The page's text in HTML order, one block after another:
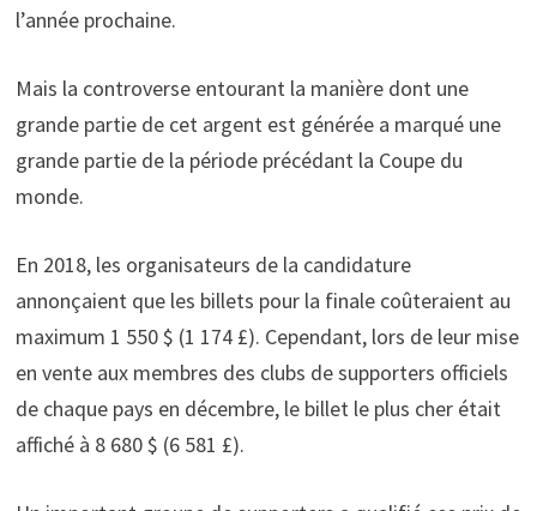
l’année prochaine.
Mais la controverse entourant la manière dont une
grande partie de cet argent est générée a marqué une
grande partie de la période précédant la Coupe du
monde.
En 2018, les organisateurs de la candidature
annonçaient que les billets pour la finale coûteraient au
maximum 1 550 $ (1 174 £). Cependant, lors de leur mise
en vente aux membres des clubs de supporters officiels
de chaque pays en décembre, le billet le plus cher était
affiché à 8 680 $ (6 581 £).